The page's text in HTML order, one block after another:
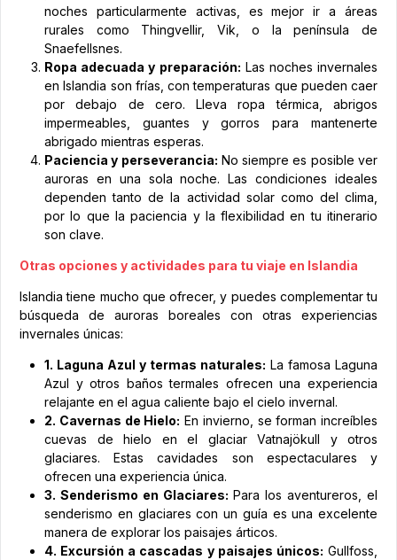
noches particularmente activas, es mejor ir a áreas
rurales como Thingvellir, Vik, o la península de
Snaefellsnes.
Ropa adecuada y preparación: Las noches invernales
en Islandia son frías, con temperaturas que pueden caer
por debajo de cero. Lleva ropa térmica, abrigos
impermeables, guantes y gorros para mantenerte
abrigado mientras esperas.
Paciencia y perseverancia: No siempre es posible ver
auroras en una sola noche. Las condiciones ideales
dependen tanto de la actividad solar como del clima,
por lo que la paciencia y la flexibilidad en tu itinerario
son clave.
Otras opciones y actividades para tu viaje en Islandia
Islandia tiene mucho que ofrecer, y puedes complementar tu
búsqueda de auroras boreales con otras experiencias
invernales únicas:
1. Laguna Azul y termas naturales: La famosa Laguna
Azul y otros baños termales ofrecen una experiencia
relajante en el agua caliente bajo el cielo invernal.
2. Cavernas de Hielo: En invierno, se forman increíbles
cuevas de hielo en el glaciar Vatnajökull y otros
glaciares. Estas cavidades son espectaculares y
ofrecen una experiencia única.
3. Senderismo en Glaciares: Para los aventureros, el
senderismo en glaciares con un guía es una excelente
manera de explorar los paisajes árticos.
4. Excursión a cascadas y paisajes únicos: Gullfoss,